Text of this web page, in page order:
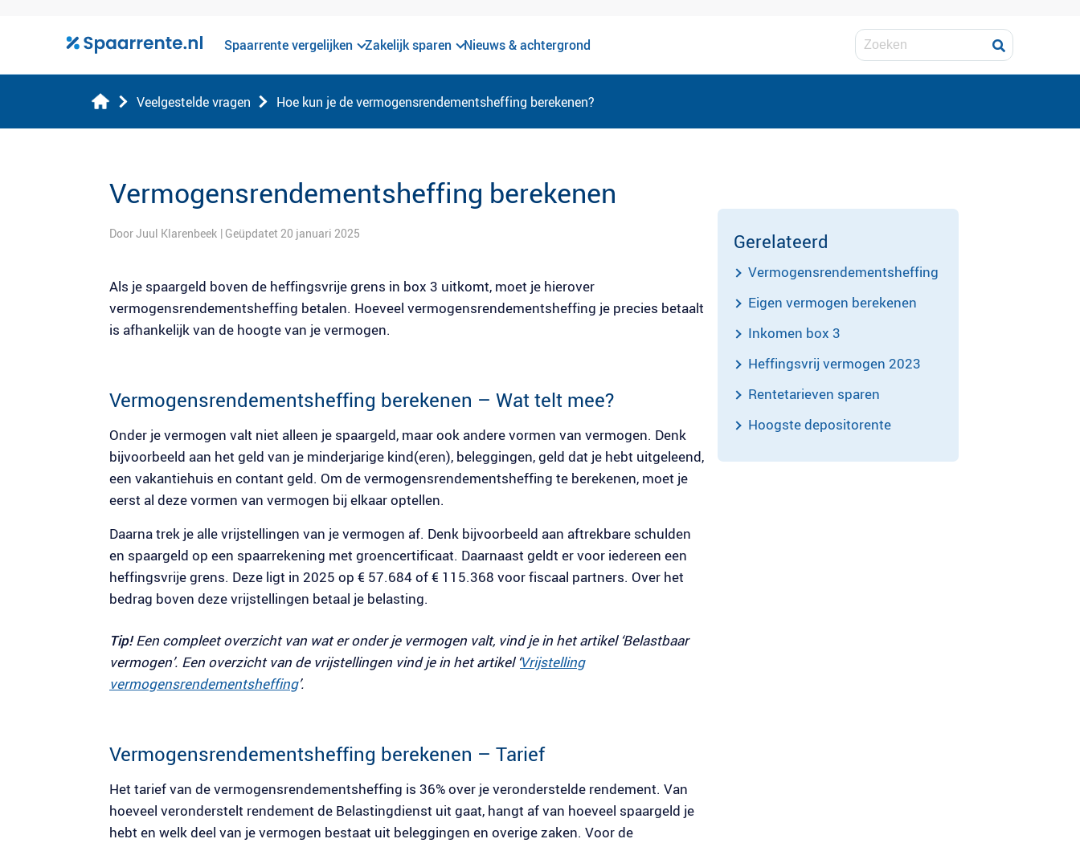
Spaarrente vergelijken Zakelijk sparen Nieuws & achtergrond
Veelgestelde vragen Hoe kun je de vermogensrendementsheffing berekenen?
Vermogensrendementsheffing berekenen
Door Juul Klarenbeek | Geüpdatet 20 januari 2025
Als je spaargeld boven de heffingsvrije grens in box 3 uitkomt, moet je hierover
vermogensrendementsheffing betalen. Hoeveel vermogensrendementsheffing je precies betaalt
is afhankelijk van de hoogte van je vermogen.
Vermogensrendementsheffing berekenen – Wat telt mee?
Onder je vermogen valt niet alleen je spaargeld, maar ook andere vormen van vermogen. Denk
bijvoorbeeld aan het geld van je minderjarige kind(eren), beleggingen, geld dat je hebt uitgeleend,
een vakantiehuis en contant geld. Om de vermogensrendementsheffing te berekenen, moet je
eerst al deze vormen van vermogen bij elkaar optellen.
Daarna trek je alle vrijstellingen van je vermogen af. Denk bijvoorbeeld aan aftrekbare schulden
en spaargeld op een spaarrekening met groencertificaat. Daarnaast geldt er voor iedereen een
heffingsvrije grens. Deze ligt in 2025 op € 57.684 of € 115.368 voor fiscaal partners. Over het
bedrag boven deze vrijstellingen betaal je belasting.
Tip!Een compleet overzicht van wat er onder je vermogen valt, vind je in het artikel ‘Belastbaar
vermogen’. Een overzicht van de vrijstellingen vind je in het artikel ‘ Vrijstelling
vermogensrendementsheffing’.
Vermogensrendementsheffing berekenen – Tarief
Het tarief van de vermogensrendementsheffing is 36% over je veronderstelde rendement. Van
hoeveel veronderstelt rendement de Belastingdienst uit gaat, hangt af van hoeveel spaargeld je
hebt en welk deel van je vermogen bestaat uit beleggingen en overige zaken. Voor de
Gerelateerd
Vermogensrendementsheffing
Eigen vermogen berekenen
Inkomen box 3
Heffingsvrij vermogen 2023
Rentetarieven sparen
Hoogste depositorente